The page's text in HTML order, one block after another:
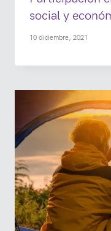
social y
10 diciembre, 2021